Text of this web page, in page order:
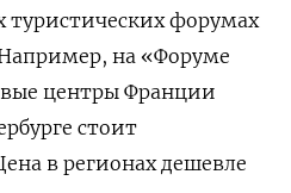
форумах
на «Форуме
центры Франции
стоит
в регионах дешевле